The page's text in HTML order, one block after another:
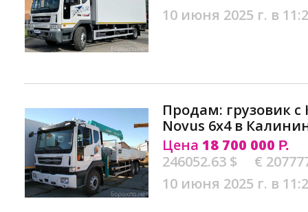
10 июня 2025 г. в
Продам: грузовик с
Novus 6х4 в
Цена 18 700 000 Р.
246052.63 $
€
10 июня 2025 г. в